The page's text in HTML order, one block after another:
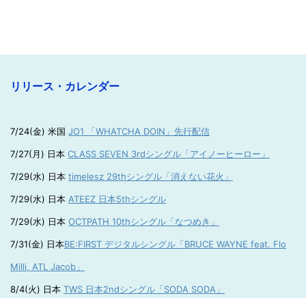
リリース・カレンダー
7/24(金) 米国 JO1 「WHATCHA DOIN」先行配信
7/27(月) 日本 CLASS SEVEN 3rdシングル「アイノーヒーロー」
7/29(水) 日本 timelesz 29thシングル「消えない花火」
7/29(水) 日本 ATEEZ 日本5thシングル
7/29(水) 日本 OCTPATH 10thシングル「なつめき」
7/31(金) 日本BE:FIRST デジタルシングル「BRUCE WAYNE feat. Flo
Milli, ATL Jacob」
8/4(火) 日本 TWS 日本2ndシングル「SODA SODA」